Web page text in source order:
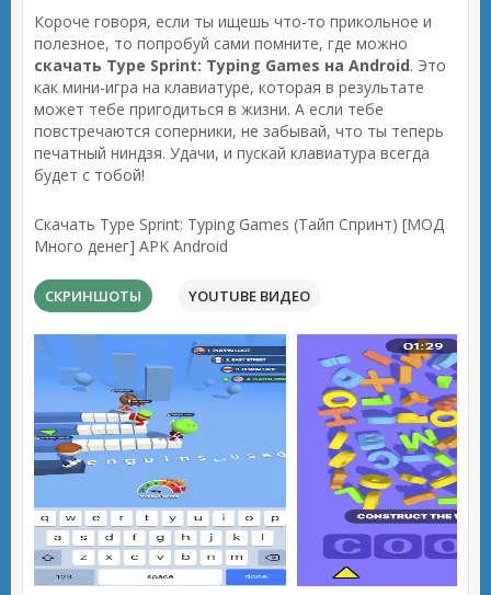
Короче говоря, если ты ищешь что-то прикольное и
полезное, то попробуй сами помните, где можно
скачать Type Sprint: Typing Games на Android. Это
как мини-игра на клавиатуре, которая в результате
может тебе пригодиться в жизни. А если тебе
повстречаются соперники, не забывай, что ты теперь
печатный ниндзя. Удачи, и пускай клавиатура всегда
будет с тобой!
Скачать Type Sprint: Typing Games (Тайп Спринт) [МОД
Много денег] APK Android
СКРИНШОТЫ YOUTUBE ВИДЕО